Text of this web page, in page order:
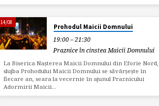
14/08
Prohodul Maicii Domnului
19:00 – 21:30
Praznice în cinstea Maicii Domnului
La Biserica Nașterea Maicii Domnului din Eforie Nord,
slujba Prohodului Maicii Domnului se săvârșește în
fiecare an, seara la vecernie în ajunul Praznicului
Adormirii Maicii…